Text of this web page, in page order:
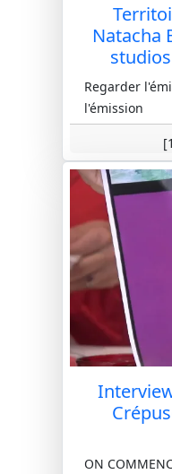
Natacha
Regarder
l'émission
ON